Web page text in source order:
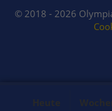
© 2018 - 2026